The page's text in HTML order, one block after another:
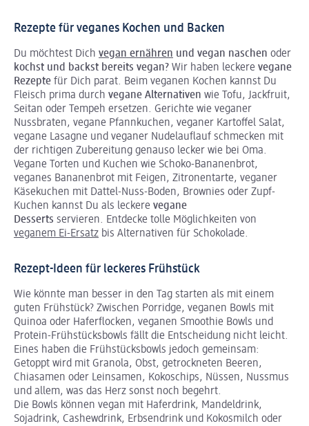
Rezepte für veganes Kochen und Backen
Du möchtest Dich vegan ernähren und vegan naschen oder
kochst und backst bereits vegan? Wir haben leckere vegane
Rezepte für Dich parat. Beim veganen Kochen kannst Du
Fleisch prima durch vegane Alternativen wie Tofu, Jackfruit,
Seitan oder Tempeh ersetzen. Gerichte wie veganer
Nussbraten, vegane Pfannkuchen, veganer Kartoffel Salat,
vegane Lasagne und veganer Nudelauflauf schmecken mit
der richtigen Zubereitung genauso lecker wie bei Oma.
Vegane Torten und Kuchen wie Schoko-Bananenbrot,
veganes Bananenbrot mit Feigen, Zitronentarte, veganer
Käsekuchen mit Dattel-Nuss-Boden, Brownies oder Zupf-
Kuchen kannst Du als leckere vegane
Desserts servieren. Entdecke tolle Möglichkeiten von
veganem Ei-Ersatz bis Alternativen für Schokolade.
Rezept-Ideen für leckeres Frühstück
Wie könnte man besser in den Tag starten als mit einem
guten Frühstück? Zwischen Porridge, veganen Bowls mit
Quinoa oder Haferflocken, veganen Smoothie Bowls und
Protein-Frühstücksbowls fällt die Entscheidung nicht leicht.
Eines haben die Frühstücksbowls jedoch gemeinsam:
Getoppt wird mit Granola, Obst, getrockneten Beeren,
Chiasamen oder Leinsamen, Kokoschips, Nüssen, Nussmus
und allem, was das Herz sonst noch begehrt.
Die Bowls können vegan mit Haferdrink, Mandeldrink,
Sojadrink, Cashewdrink, Erbsendrink und Kokosmilch oder